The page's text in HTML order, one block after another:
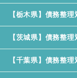
【栃木県】債務整
【茨城県】債務整
【千葉県】債務整